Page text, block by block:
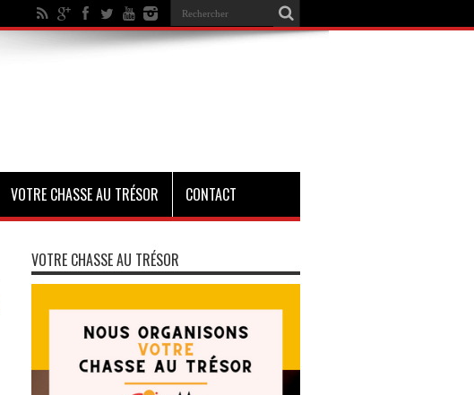
VOTRE CHASSE AU TRÉSOR CONTACT
VOTRE CHASSE AU TRÉSOR